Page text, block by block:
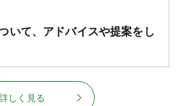
いて、アドバイスや提案をし
詳しく見る